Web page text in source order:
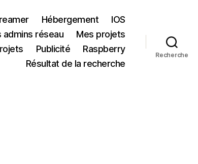
Hébergement
IOS
admins réseau
Mes projets
Publicité
Raspberry
Résultat de la recherche
Recherche